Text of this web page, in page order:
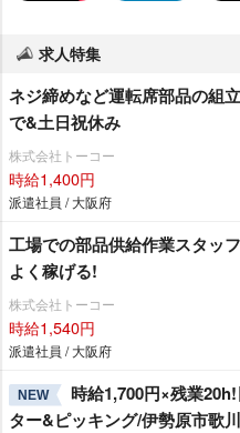
求人特集
ネジ締めなど運転席部品の組
で&土日祝休み
株式会社トーコー
時給1,400円
派遣社員 / 大阪府
工場での部品供給作業スタッ
よく稼げる!
株式会社トーコー
時給1,540円
派遣社員 / 大阪府
NEW
時給1,700円×残業
ター&ピッキング/伊勢原市歌川